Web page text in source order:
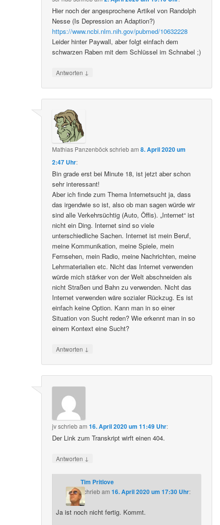
Hier noch der angesprochene Artikel von Randolph
Nesse (Is Depression an Adaption?)
https://www.ncbi.nlm.nih.gov/pubmed/10632228
Leider hinter Paywall, aber folgt einfach dem
schwarzen Raben mit dem Schlüssel im Schnabel ;)
Antworten ↓
Mathias Panzenböckschriebam8. April 2020 um
2:47 Uhr:
Bin grade erst bei Minute 18, ist jetzt aber schon
sehr interessant!
Aber ich finde zum Thema Internetsucht ja, dass
das irgendwie so ist, also ob man sagen würde wir
sind alle Verkehrsüchtig (Auto, Öffis). „Internet“ ist
nicht ein Ding. Internet sind so viele
unterschiedliche Sachen. Internet ist mein Beruf,
meine Kommunikation, meine Spiele, mein
Fernsehen, mein Radio, meine Nachrichten, meine
Lehrmaterialien etc. Nicht das Internet verwenden
würde mich stärker von der Welt abschneiden als
nicht Straßen und Bahn zu verwenden. Nicht das
Internet verwenden wäre sozialer Rückzug. Es ist
einfach keine Option. Kann man in so einer
Situation von Sucht reden? Wie erkennt man in so
einem Kontext eine Sucht?
Antworten ↓
jvschriebam16. April 2020 um 11:49 Uhr:
Der Link zum Transkript wirft einen 404.
Antworten ↓
Tim Pritlove
schriebam 16. April 2020 um 17:30 Uhr:
Ja ist noch nicht fertig. Kommt.